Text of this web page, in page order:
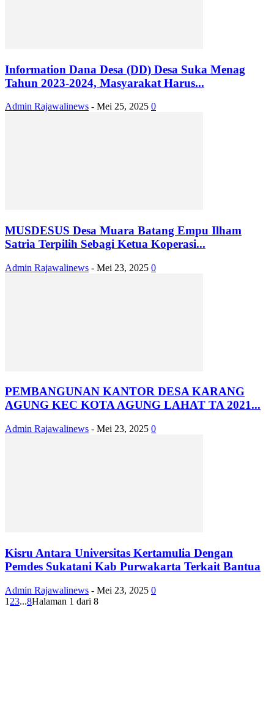
Information Dana Desa (DD) Desa Suka Menag
Tahun 2023-2024, Masyarakat Harus...
Admin Rajawalinews - Mei 25, 2025 0
MUSDESUS Desa Muara Batang Empu Ilham
Satria Terpilih Sebagi Ketua Koperasi...
Admin Rajawalinews - Mei 23, 2025 0
PEMBANGUNAN KANTOR DESA KARANG
AGUNG KEC KOTA AGUNG LAHAT TA 2021...
Admin Rajawalinews - Mei 23, 2025 0
Kisru Antara Universitas Kertamulia Dengan
Pemdes Sukatani Kab Purwakarta Terkait Bantua
Admin Rajawalinews - Mei 23, 2025 0
1 23...8Halaman 1 dari 8